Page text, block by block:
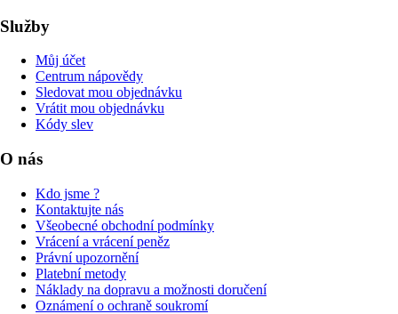
Služby
Můj účet
Centrum nápovědy
Sledovat mou objednávku
Vrátit mou objednávku
Kódy slev
O nás
Kdo jsme ?
Kontaktujte nás
Všeobecné obchodní podmínky
Vrácení a vrácení peněz
Právní upozornění
Platební metody
Náklady na dopravu a možnosti doručení
Oznámení o ochraně soukromí